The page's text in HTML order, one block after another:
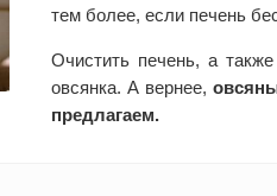
тем более, если печень
Очистить печень, а
овсянка. А вернее,
предлагаем.